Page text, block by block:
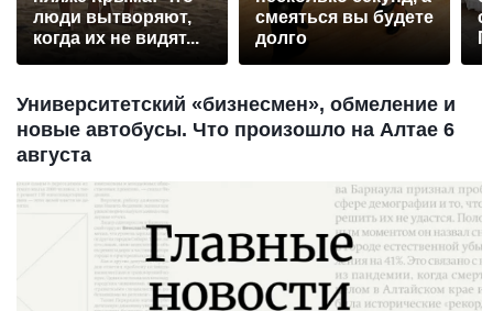
люди вытворяют,
когда их не видят...
смеяться вы будете
долго
Университетский «бизнесмен», обмеление и
новые автобусы. Что произошло на Алтае 6
августа